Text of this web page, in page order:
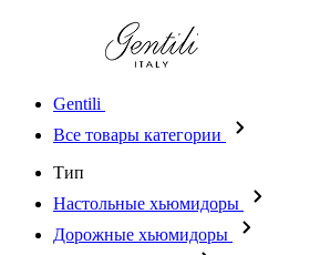
Gentili
Все товары категории
Тип
Настольные хьюмидоры
Дорожные хьюмидоры